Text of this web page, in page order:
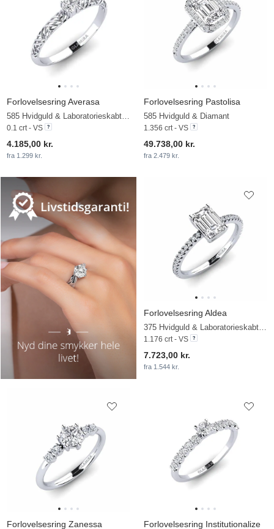
Forlovelsesring Averasa
585 Hvidguld & Laboratorieskabt diamant
0.1 crt - VS
4.185,00 kr.
fra 1.299 kr.
Forlovelsesring Pastolisa
585 Hvidguld & Diamant
1.356 crt - VS
49.738,00 kr.
fra 2.479 kr.
Forlovelsesring Aldea
375 Hvidguld & Laboratorieskabt diamant
1.176 crt - VS
7.723,00 kr.
fra 1.544 kr.
Forlovelsesring Zanessa Forlovelsesring Institutionalize